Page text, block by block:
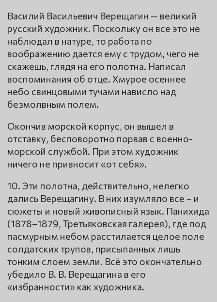
Василий Васильевич Верещагин — великий
русский художник. Поскольку он все это не
наблюдал в натуре, то работа по
воображению дается ему с трудом, чего не
скажешь, глядя на его полотна. Написал
воспоминания об отце. Хмурое осеннее
небо свинцовыми тучами нависло над
безмолвным полем.
Окончив морской корпус, он вышел в
отставку, бесповоротно порвав с военно-
морской службой. При этом художник
ничего не привносит «от себя».
10. Эти полотна, действительно, нелегко
дались Верещагину. В них изумляло все – и
сюжеты и новый живописный язык. Панихида
(1878–1879, Третьяковская галерея), где под
пасмурным небом расстилается целое поле
солдатских трупов, присыпанных лишь
тонким слоем земли. Всё это окончательно
убедило В. В. Верещагина в его
«избранности» как художника.